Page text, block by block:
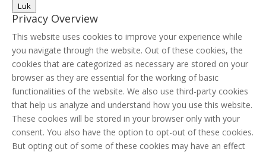
Luk
Privacy Overview
This website uses cookies to improve your experience while
you navigate through the website. Out of these cookies, the
cookies that are categorized as necessary are stored on your
browser as they are essential for the working of basic
functionalities of the website. We also use third-party cookies
that help us analyze and understand how you use this website.
These cookies will be stored in your browser only with your
consent. You also have the option to opt-out of these cookies.
But opting out of some of these cookies may have an effect